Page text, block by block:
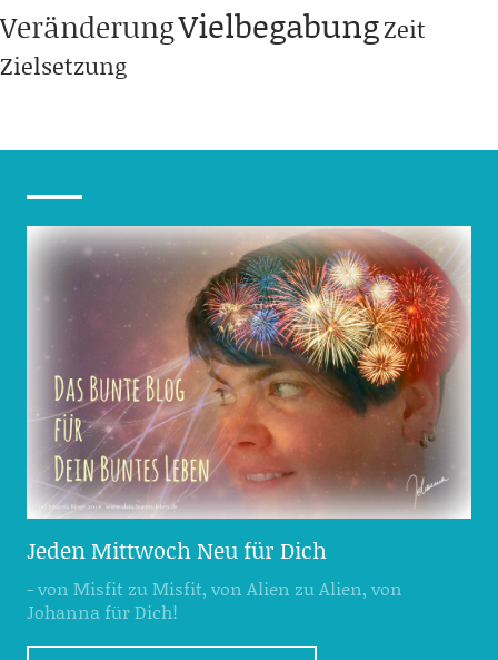
VeränderungVielbegabungZeit
Zielsetzung
Jeden Mittwoch Neu für Dich
- von Misfit zu Misfit, von Alien zu Alien, von
Johanna für Dich!